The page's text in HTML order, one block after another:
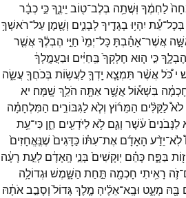
לַחְמֶ֔ךָ וּֽשֲׁתֵ֥ה בְלֶב־ט֖וֹב יֵינֶ֑ךָכִּ֣י כְבָ֔ר
בְּכָל־עֵ֕ת יִהְי֥וּ בְגָדֶ֖יךָלְבָנִ֑ים וְשֶׁ֖מֶן עַל־רֹאשְׁךָ֥
אֲשֶׁר־אָהַ֗בְתָּכָּל־יְמֵי֙ חַיֵּ֣י הֶבְלֶ֔ךָאֲשֶׁ֤ר
הֶבְלֶ֑ךָכִּ֣י ה֤וּא חֶלְקְךָ֙ בַּֽחַיִּ֔ים וּבַעֲמָ֣לְךָ֔
י כֹּ֠לאֲשֶׁ֨ר תִּמְצָ֧א יָֽדְךָ֛לַעֲשׂ֥וֹת בְּכֹחֲךָ֖עֲשֵׂ֑ה
בִּשְׁא֕וֹלאֲשֶׁ֥ראַתָּ֖ה הֹלֵ֥ךְ שָֽׁמָּה׃ יא
לֹא֩לַקַּלִּ֨ים הַמֵּר֜וֹץ וְלֹ֧אלַגִּבּוֹרִ֣ים הַמִּלְחָמָ֗ה
לַנְּבֹנִים֙עֹ֔שֶׁר וְגַ֛ם לֹ֥אלַיֹּדְעִ֖ים חֵ֑ן כִּי־עֵ֥ת
לֹֽא־יֵדַ֨ע הָאָדָ֜ם אֶת־עִתּ֗וֹ כַּדָּגִים֙ שֶׁנֶּֽאֱחָזִים֙
בַּפָּ֑ח כָּהֵ֗ם יֽוּקָשִׁים֙ בְּנֵ֣י הָֽאָדָ֔ם לְעֵ֣ת רָעָ֔ה
זֹ֛ה רָאִ֥יתִי חָכְמָ֖ה תַּ֣חַת הַשָּׁ֑מֶשׁ וּגְדוֹלָ֥ה
בָּ֖הּ מְעָ֑ט וּבָֽא־אֵלֶ֜יהָ מֶ֤לֶךְגָּדוֹל֙ וְסָבַ֣באֹתָ֔הּ